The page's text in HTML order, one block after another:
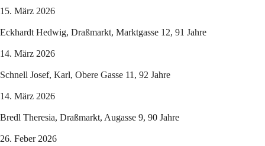
15. März 2026
Eckhardt Hedwig, Draßmarkt, Marktgasse 12, 91 Jahre
14. März 2026
Schnell Josef, Karl, Obere Gasse 11, 92 Jahre
14. März 2026
Bredl Theresia, Draßmarkt, Augasse 9, 90 Jahre
26. Feber 2026